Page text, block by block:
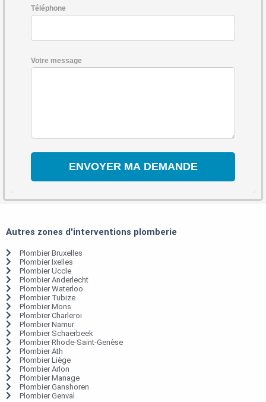
Téléphone
Votre message
Autres zones d'interventions plomberie
Plombier Bruxelles
Plombier Ixelles
Plombier Uccle
Plombier Anderlecht
Plombier Waterloo
Plombier Tubize
Plombier Mons
Plombier Charleroi
Plombier Namur
Plombier Schaerbeek
Plombier Rhode-Saint-Genèse
Plombier Ath
Plombier Liège
Plombier Arlon
Plombier Manage
Plombier Ganshoren
Plombier Genval